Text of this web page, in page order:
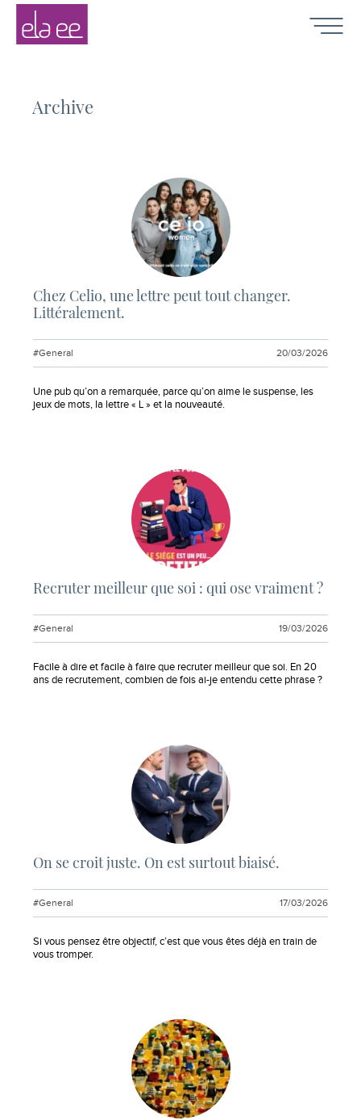
Contenu
Elaee
-
création,
communication,
Archive
Chez Celio, une lettre peut tout changer.
Littéralement.
#General 20/03/2026
Extrait :
Une pub qu’on a remarquée, parce qu’on aime le suspense, les
jeux de mots, la lettre « L » et la nouveauté.
Recruter meilleur que soi : qui ose vraiment ?
#General 19/03/2026
Extrait :
Facile à dire et facile à faire que recruter meilleur que soi. En 20
ans de recrutement, combien de fois ai-je entendu cette phrase ?
On se croit juste. On est surtout biaisé.
#General 17/03/2026
Extrait :
Si vous pensez être objectif, c’est que vous êtes déjà en train de
vous tromper.